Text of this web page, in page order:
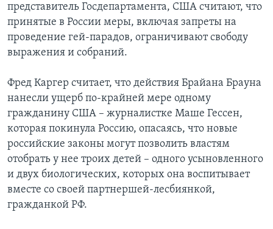
представитель Госдепартамента, США считают, что
принятые в России меры, включая запреты на
проведение гей-парадов, ограничивают свободу
выражения и собраний.
Фред Каргер считает, что действия Брайана Брауна
нанесли ущерб по-крайней мере одному
гражданину США – журналистке Маше Гессен,
которая покинула Россию, опасаясь, что новые
российские законы могут позволить властям
отобрать у нее троих детей – одного усыновленного
и двух биологических, которых она воспитывает
вместе со своей партнершей-лесбиянкой,
гражданкой РФ.